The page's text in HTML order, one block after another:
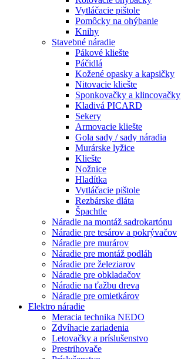
Vytláčacie pištole
Pomôcky na ohýbanie
Knihy
Stavebné náradie
Pákové kliešte
Páčidlá
Kožené opasky a kapsičky
Nitovacie kliešte
Sponkovačky a klincovačky
Kladivá PICARD
Sekery
Armovacie kliešte
Gola sady / sady náradia
Murárske lyžice
Kliešte
Nožnice
Hladítka
Vytláčacie pištole
Rezbárske dláta
Špachtle
Náradie na montáž sadrokartónu
Náradie pre tesárov a pokrývačov
Náradie pre murárov
Náradie pre montáž podláh
Náradie pre železiarov
Náradie pre obkladačov
Náradie na ťažbu dreva
Náradie pre omietkárov
Elektro náradie
Meracia technika NEDO
Zdvíhacie zariadenia
Letovačky a príslušenstvo
Prestrihovače